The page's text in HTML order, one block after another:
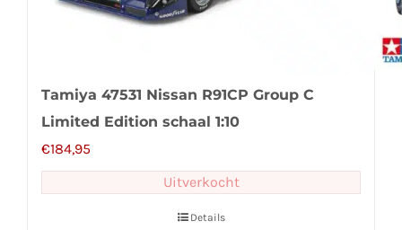
Tamiya 47531 Nissan R91CP Group C
Limited Edition schaal 1:10
€184,95
Uitverkocht
Details